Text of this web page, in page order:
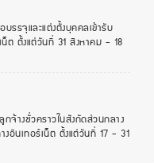
รรจุและแต่งตั้งบุคคลเข้ารับ
ต ตั้งแต่วันที่ 31 สิงหาคม - 18
จ้างชั่วคราวในสังกัดส่วนกลาง
นเทอร์เน็ต ตั้งแต่วันที่ 17 - 31